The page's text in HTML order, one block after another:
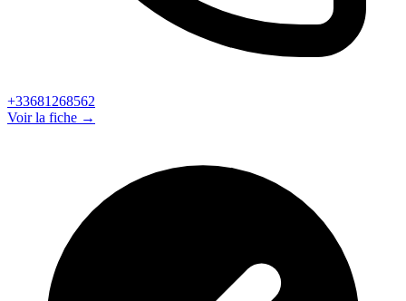
+33681268562
Voir la fiche →